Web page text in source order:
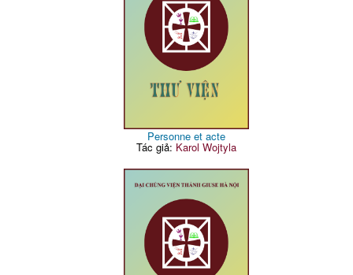
Personne et acte
Tác giả: Karol Wojtyla